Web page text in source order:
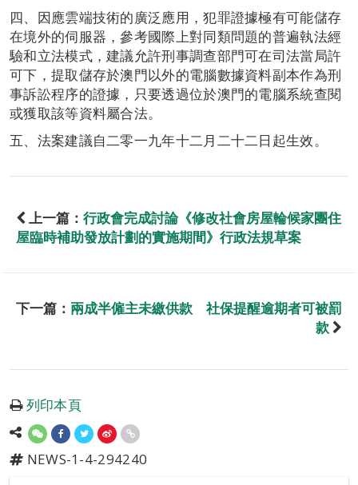
四、因應雲端技術的廣泛應用，犯罪證據極有可能儲存
在境外的伺服器，參考國際上對同類問題的普遍執法經
驗和立法模式，建議允許刑事調查部門可在司法當局許
可下，提取儲存於澳門以外的電腦數據資料副本作為刑
事訴訟程序的證據，只要透過位於澳門的電腦系統查閱
或獲取該等資料屬合法。
五、法案建議自二零一九年十二月二十二日起生效。
上一篇： 行政會完成討論《修改社會房屋輪候家團住
屋臨時補助發放計劃的實施期間》行政法規草案
下一篇： 兩成半僱主未繳供款 社保提醒逾期者可被罰
款
列印本頁
NEWS-1-4-294240